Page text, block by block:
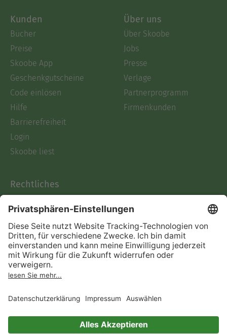
Kunden
Bücher
Preise
Skoobe App
Geschenkgutscheine
Code einlösen
Hilfe
Barrierefreiheit
Login
Skoobe liest
Über uns
Über Skoobe
Jobs
Presse
Verlage
Partnerprogramm
Firmenkunden
Rechtliches
AGB
Informationen nach Data
Act
Verträge hier kündigen
Impressum